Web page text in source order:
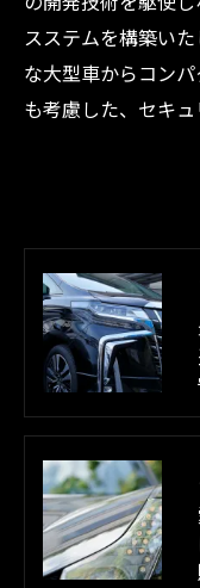
スステムを構築い
な大型車からコン
も考慮した、セキュ